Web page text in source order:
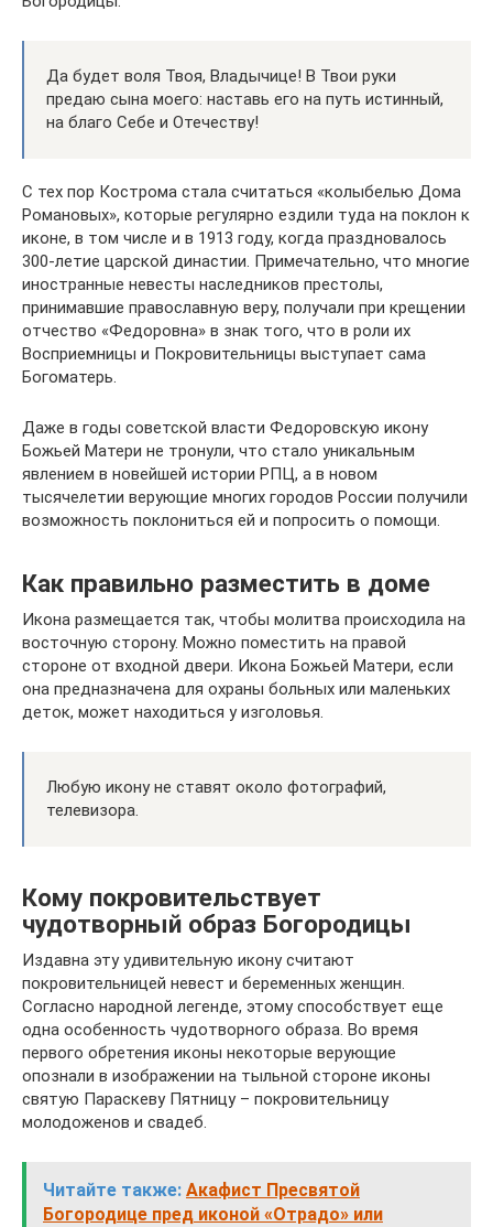
Да будет воля Твоя, Владычице! В Твои руки
предаю сына моего: наставь его на путь истинный,
на благо Себе и Отечеству!
С тех пор Кострома стала считаться «колыбелью Дома
Романовых», которые регулярно ездили туда на поклон к
иконе, в том числе и в 1913 году, когда праздновалось
300-летие царской династии. Примечательно, что многие
иностранные невесты наследников престолы,
принимавшие православную веру, получали при крещении
отчество «Федоровна» в знак того, что в роли их
Восприемницы и Покровительницы выступает сама
Богоматерь.
Даже в годы советской власти Федоровскую икону
Божьей Матери не тронули, что стало уникальным
явлением в новейшей истории РПЦ, а в новом
тысячелетии верующие многих городов России получили
возможность поклониться ей и попросить о помощи.
Как правильно разместить в доме
Икона размещается так, чтобы молитва происходила на
восточную сторону. Можно поместить на правой
стороне от входной двери. Икона Божьей Матери, если
она предназначена для охраны больных или маленьких
деток, может находиться у изголовья.
Любую икону не ставят около фотографий,
телевизора.
Кому покровительствует
чудотворный образ Богородицы
Издавна эту удивительную икону считают
покровительницей невест и беременных женщин.
Согласно народной легенде, этому способствует еще
одна особенность чудотворного образа. Во время
первого обретения иконы некоторые верующие
опознали в изображении на тыльной стороне иконы
святую Параскеву Пятницу – покровительницу
молодоженов и свадеб.
Читайте также: Акафист Пресвятой
Богородице пред иконой «Отрадо» или